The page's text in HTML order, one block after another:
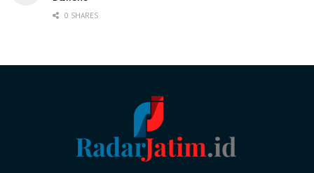
0 SHARES